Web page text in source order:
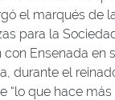
el marqués de
para la
con Ensenada en
durante el
“lo que hace